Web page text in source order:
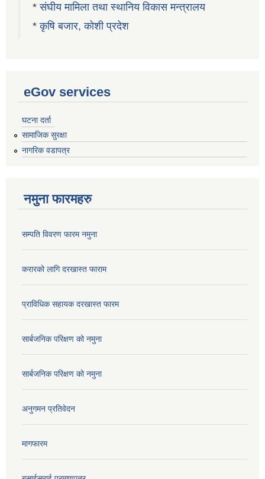
*संघीय मामिला तथा स्थानिय विकास मन्त्रालय
*कृषि बजार, कोशी प्रदेश
eGov services
घटना दर्ता
सामाजिक सुरक्षा
नागरिक वडापत्र
नमुना फारमहरु
सम्पति विवरण फारम नमुना
करारको लागि दरखास्त फाराम
प्राविधिक सहायक दरखास्त फारम
सार्बजनिक परिक्षण को नमुना
सार्बजनिक परिक्षण को नमुना
अनुगमन प्रतिवेदन
मागफारम